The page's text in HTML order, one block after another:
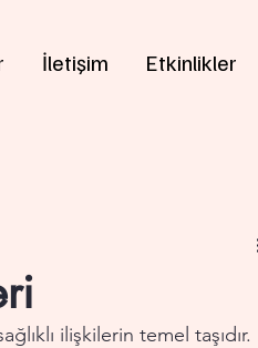
İletişim Etkinlikler
ilişkilerin temel taşıdır.